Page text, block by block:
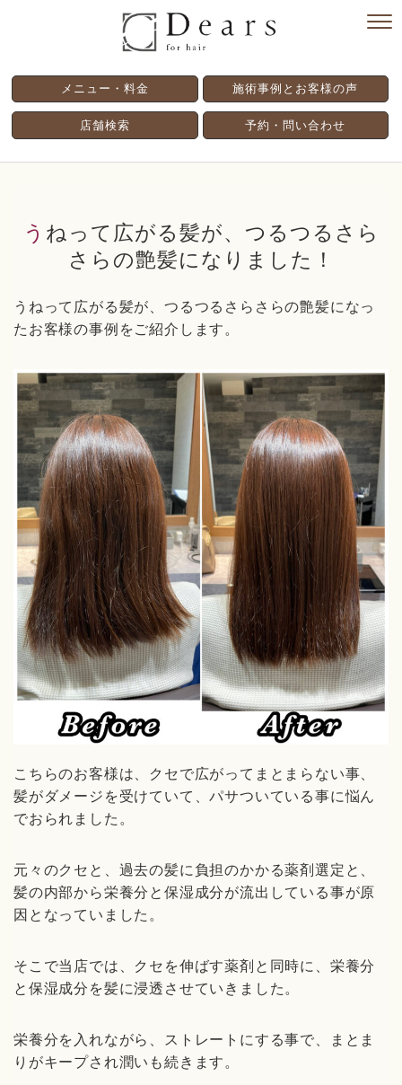
メニュー・料金 施術事例とお客様の声
店舗検索 予約・問い合わせ
うねって広がる髪が、つるつるさら
さらの艶髪になりました！
うねって広がる髪が、つるつるさらさらの艶髪になっ
たお客様の事例をご紹介します。
こちらのお客様は、クセで広がってまとまらない事、
髪がダメージを受けていて、パサついている事に悩ん
でおられました。
元々のクセと、過去の髪に負担のかかる薬剤選定と、
髪の内部から栄養分と保湿成分が流出している事が原
因となっていました。
そこで当店では、クセを伸ばす薬剤と同時に、栄養分
と保湿成分を髪に浸透させていきました。
栄養分を入れながら、ストレートにする事で、まとま
りがキープされ潤いも続きます。